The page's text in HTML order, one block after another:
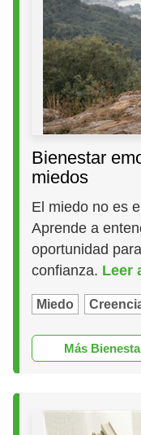
Bienestar
miedos
El miedo no es
Aprende a
oportunidad
confianza. Leer
Miedo
Más